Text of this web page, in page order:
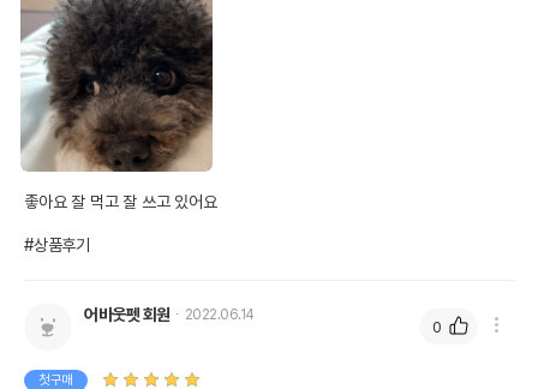
좋아요 잘 먹고 잘 쓰고 있어요
#상품후기
어바웃펫 회원 2022.06.14
첫구매
0